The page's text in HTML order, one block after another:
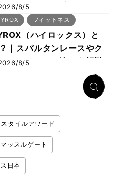
wear（エーウェ
”など、ボディビル元世界
・鈴木雅選手が解説
8/5
フィットネス
（ハイロックス）と
｜スパルタンレースやク
フィットとの違いを解説
8/5
タイルアワード
マッスルゲート
ス日本